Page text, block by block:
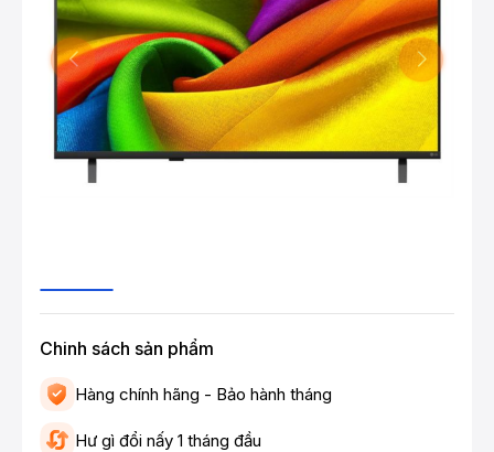
Chinh sách sản phẩm
Hàng chính hãng - Bảo hành tháng
Hư gì đổi nấy 1 tháng đầu